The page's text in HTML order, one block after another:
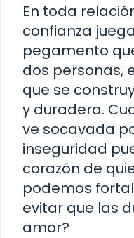
En toda
confianza
pegamento
dos personas,
que se
y duradera.
ve socavada
inseguridad
corazón de
podemos
evitar que las
amor?